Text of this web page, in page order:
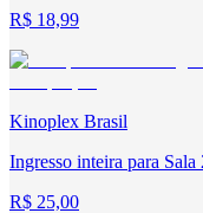
R$ 18,99
Kinoplex Brasil
Ingresso inteira para
R$ 25,00